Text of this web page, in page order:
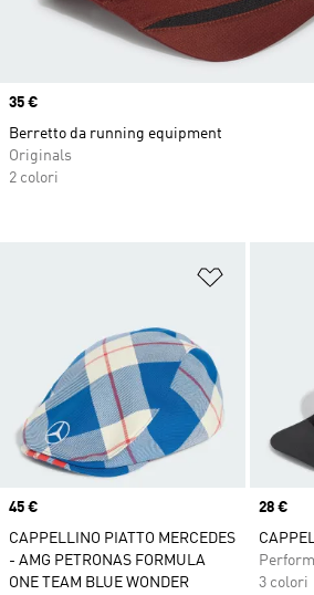
Aggiungi
Price
45 €
CAPPELLINO PIATTO MERCEDES
- AMG PETRONAS FORMULA
ONE TEAM BLUE WONDER
Price
28 €
3 colori
Price
35 €
Berretto da running equipment
Originals
2 colori